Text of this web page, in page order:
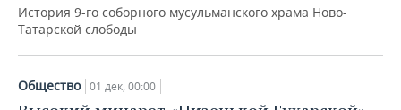
История 9-го соборного мусульманского храма Ново-
Татарской слободы
Общество 01 дек, 00:00